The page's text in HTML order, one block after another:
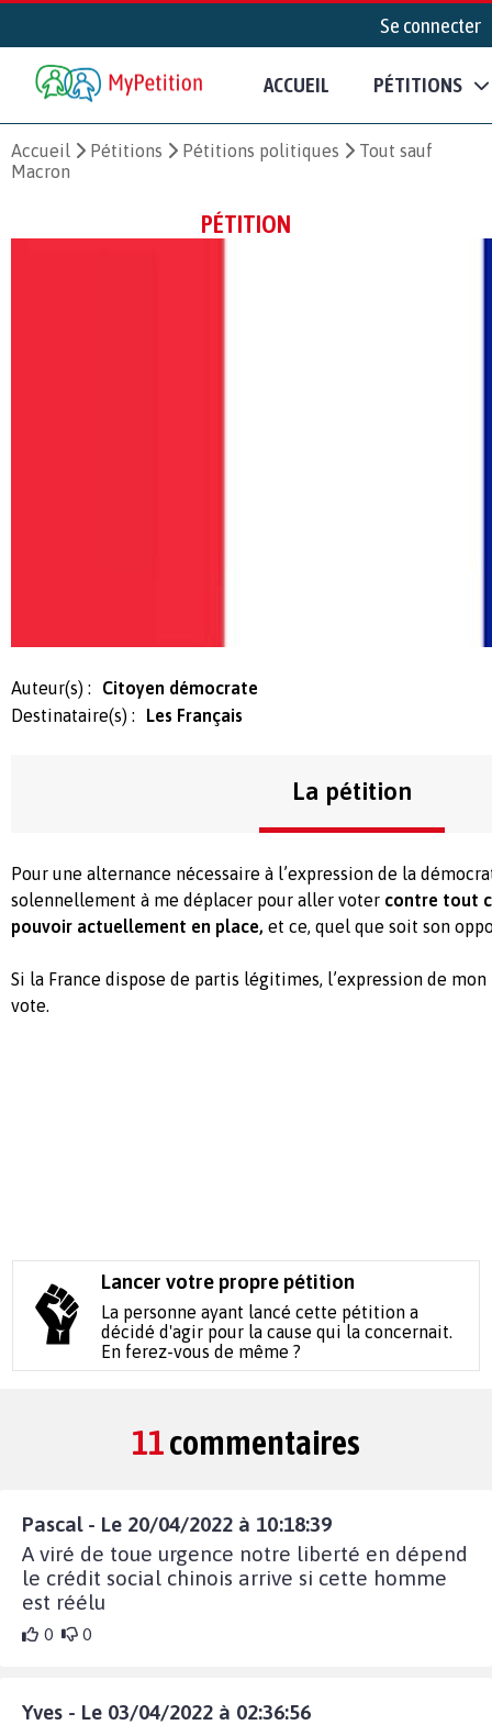
Se connecter
ACCUEIL PÉTITIONS
Accueil Pétitions Pétitions politiques
Tout sauf
Macron
PÉTITION
Auteur(s) :
Citoyen démocrate
Destinataire(s) :
Les Français
La pétition
Pour une alternance nécessaire à l’expression de la
solennellement à me déplacer pour aller voter contre tout
pouvoir actuellement en place, et ce, quel que soit son
Si la France dispose de partis légitimes, l’expression de
vote.
Lancer votre propre pétition
La personne ayant lancé cette pétition a
décidé d'agir pour la cause qui la concernait.
En ferez-vous de même ?
11commentaires
Pascal - Le 20/04/2022 à 10:18:39
A viré de toue urgence notre liberté en dépend
le crédit social chinois arrive si cette homme
est réélu
0 0
Yves - Le 03/04/2022 à 02:36:56